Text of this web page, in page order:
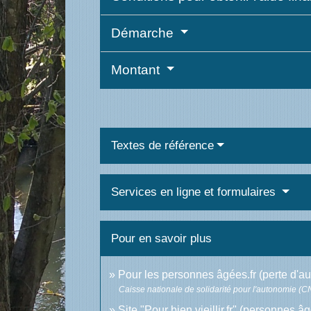
Démarche
Montant
Textes de référence
Services en ligne et formulaires
Pour en savoir plus
Pour les personnes âgées.fr (perte
Caisse nationale de solidarité pour l'autonomie